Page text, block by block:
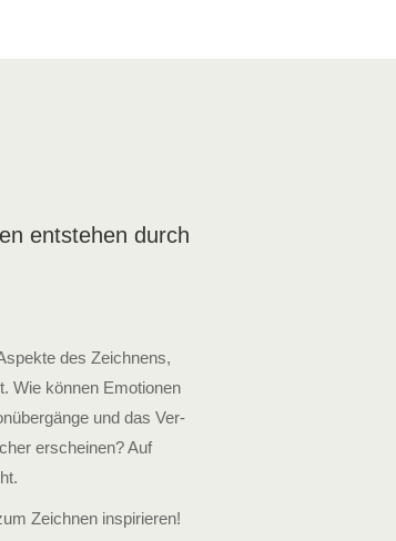
ent­stehen durch
des Zeichnens,
Wie können Emotionen
und das Ver­
erscheinen? Auf
Zeichnen inspirieren!